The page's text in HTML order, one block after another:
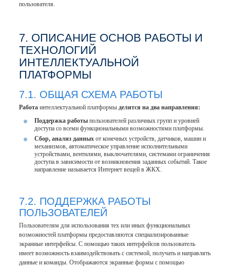
пользователя.
7. ОПИСАНИЕ ОСНОВ РАБОТЫ И
ТЕХНОЛОГИЙ
ИНТЕЛЛЕКТУАЛЬНОЙ
ПЛАТФОРМЫ
7.1. ОБЩАЯ СХЕМА РАБОТЫ
Работа интеллектуальной платформы делится на два направления:
Поддержка работы пользователей различных групп и уровней
доступа со всеми функциональными возможностями платформы.
Сбор, анализ данных от конечных устройств, датчиков, машин и
механизмов, автоматическое управление исполнительными
устройствами, вентилями, выключателями, системами ограничения
доступа в зависимости от возникновения заданных событий. Такое
направление называется Интернет вещей в ЖКХ.
7.2. ПОДДЕРЖКА РАБОТЫ
ПОЛЬЗОВАТЕЛЕЙ
Пользователям для использования тех или иных функциональных
возможностей платформы предоставляются специализированные
экранные интерфейсы. С помощью таких интерфейсов пользователь
имеет возможность взаимодействовать с системой, получать и направлять
данные и команды. Отображаются экранные формы с помощью